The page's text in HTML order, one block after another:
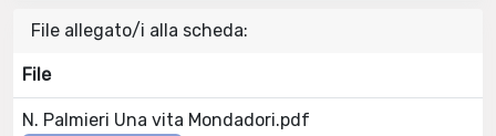
File allegato/i alla scheda:
File
N. Palmieri Una vita Mondadori.pdf